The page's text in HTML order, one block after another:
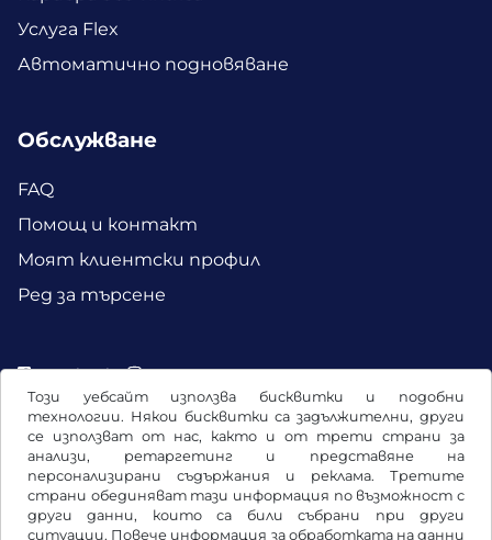
Този уебсайт използва бисквитки и подобни
технологии. Някои бисквитки са задължителни, други
се използват от нас, както и от трети страни за
анализи, ретаргетинг и представяне на
персонализирани съдържания и реклама. Третите
страни обединяват тази информация по възможност с
други данни, които са били събрани при други
ситуации. Повече информация за обработката на данни
Услуга Flex
Автоматично подновяване
Обслужване
FAQ
Помощ и контакт
Моят клиентски профил
Ред за търсене
Facebook Instagram